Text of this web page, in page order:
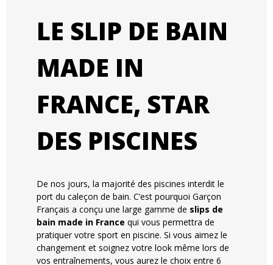
LE SLIP DE BAIN
MADE IN
FRANCE, STAR
DES PISCINES
De nos jours, la majorité des piscines interdit le
port du caleçon de bain. C’est pourquoi Garçon
Français a conçu une large gamme de slips de
bain made in France qui vous permettra de
pratiquer votre sport en piscine. Si vous aimez le
changement et soignez votre look même lors de
vos entraînements, vous aurez le choix entre 6